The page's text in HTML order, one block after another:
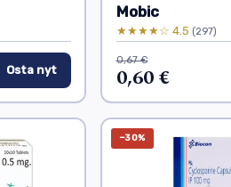
Osta nyt
Mobic
★★★★☆ 4.5 (297)
0,67 €
0,60 €
−30%